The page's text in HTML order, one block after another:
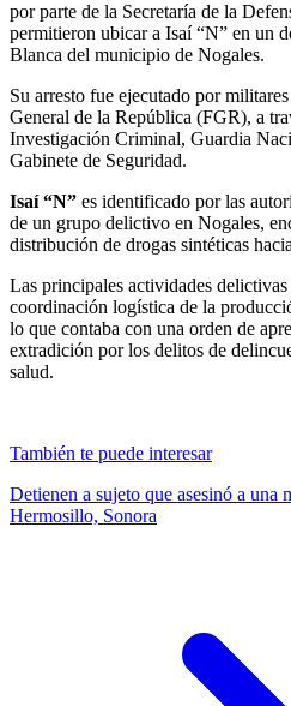
por parte de la Secretaría de la
permitieron ubicar a Isaí “N” en un
Blanca del municipio de Nogales.
Su arresto fue ejecutado por
General de la República (FGR), a
Investigación Criminal, Guardia
Gabinete de Seguridad.
Isaí “N” es identificado por las
de un grupo delictivo en Nogales,
distribución de drogas sintéticas
Las principales actividades delictivas
coordinación logística de la
lo que contaba con una orden de
extradición por los delitos de
salud.
También te puede interesar
Detienen a sujeto que asesinó a una
Hermosillo, Sonora